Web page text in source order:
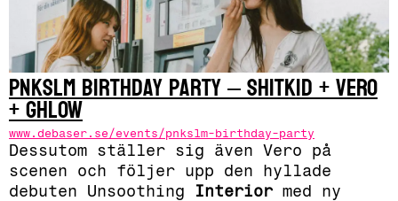
PNKSLM Birthday Party – SHITKID + VERO
+ GHLOW
www.debaser.se/events/pnkslm-birthday-party
Dessutom ställer sig även Vero på
scenen och följer upp den hyllade
debuten Unsoothing Interiormed ny